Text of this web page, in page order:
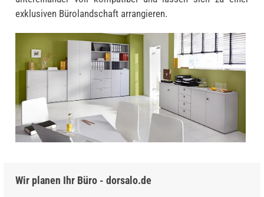
exklusiven Bürolandschaft arrangieren.
Wir planen Ihr Büro - dorsalo.de